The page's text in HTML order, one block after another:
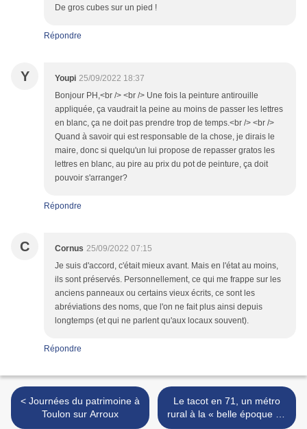
De gros cubes sur un pied !
Répondre
Y Youpi 25/09/2022 18:37
Bonjour PH,<br /> <br /> Une fois la peinture antirouille
appliquée, ça vaudrait la peine au moins de passer les lettres
en blanc, ça ne doit pas prendre trop de temps.<br /> <br />
Quand à savoir qui est responsable de la chose, je dirais le
maire, donc si quelqu'un lui propose de repasser gratos les
lettres en blanc, au pire au prix du pot de peinture, ça doit
pouvoir s'arranger?
Répondre
C Cornus 25/09/2022 07:15
Je suis d'accord, c'était mieux avant. Mais en l'état au moins,
ils sont préservés. Personnellement, ce qui me frappe sur les
anciens panneaux ou certains vieux écrits, ce sont les
abréviations des noms, que l'on ne fait plus ainsi depuis
longtemps (et qui ne parlent qu'aux locaux souvent).
Répondre
< Journées du patrimoine à
Toulon sur Arroux
Le tacot en 71, un métro
rural à la « belle époque » !